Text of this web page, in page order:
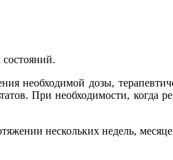
необходимой дозы,
При необходимости, когда
нескольких недель,